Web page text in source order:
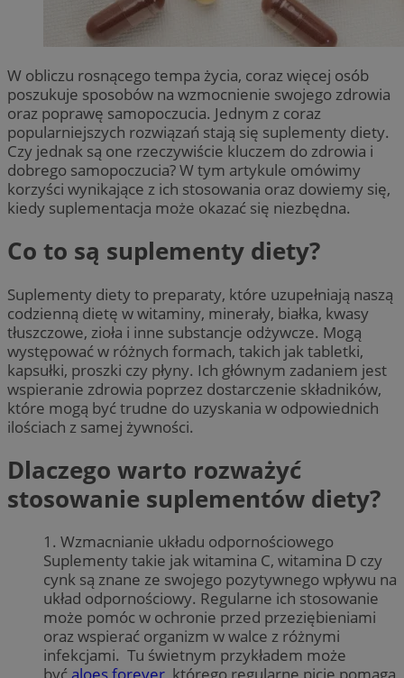
W obliczu rosnącego tempa życia, coraz więcej osób
poszukuje sposobów na wzmocnienie swojego zdrowia
oraz poprawę samopoczucia. Jednym z coraz
popularniejszych rozwiązań stają się suplementy diety.
Czy jednak są one rzeczywiście kluczem do zdrowia i
dobrego samopoczucia? W tym artykule omówimy
korzyści wynikające z ich stosowania oraz dowiemy się,
kiedy suplementacja może okazać się niezbędna.
Co to są suplementy diety?
Suplementy diety to preparaty, które uzupełniają naszą
codzienną dietę w witaminy, minerały, białka, kwasy
tłuszczowe, zioła i inne substancje odżywcze. Mogą
występować w różnych formach, takich jak tabletki,
kapsułki, proszki czy płyny. Ich głównym zadaniem jest
wspieranie zdrowia poprzez dostarczenie składników,
które mogą być trudne do uzyskania w odpowiednich
ilościach z samej żywności.
Dlaczego warto rozważyć
stosowanie suplementów diety?
1. Wzmacnianie układu odpornościowego
Suplementy takie jak witamina C, witamina D czy
cynk są znane ze swojego pozytywnego wpływu na
układ odpornościowy. Regularne ich stosowanie
może pomóc w ochronie przed przeziębieniami
oraz wspierać organizm w walce z różnymi
infekcjami. Tu świetnym przykładem może